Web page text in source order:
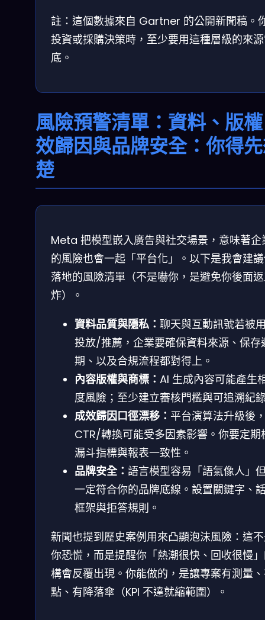
註：這個數據來自 Gartner 的公開新聞稿。
投資或採購決策時，至少要用這種層級的來
底。
風險預警清單：資料、版
效歸因與品牌安全：你得
楚
Meta 把模型嵌入廣告與社交場景，意味著企
的風險也會一起「平台化」。以下是我會建
落地的風險清單（不是嚇你，是避免你後面
炸）。
資料品質與隱私： 聊天與互動訊號若被
投放/推薦，企業要確保資料來源、保存
期、以及合規流程都對得上。
內容版權與商標： AI 生成內容可能產生
度風險；至少建立審核門檻與可追溯紀
成效歸因口徑漂移： 平台演算法升級後
CTR/轉換可能受多因素影響。你要定期
漏斗指標與報表一致性。
品牌安全： 語言模型容易「語氣像人」
一定符合你的品牌底線。設置關鍵字、
框架與拒答規則。
新聞也提到歷史案例用來凸顯泡沫風險：這
你恐慌，而是提醒你「熱潮很快、回收很慢
構會反覆出現。你能做的，是讓專案有測量
點、有降落傘（KPI 不達就縮範圍）。